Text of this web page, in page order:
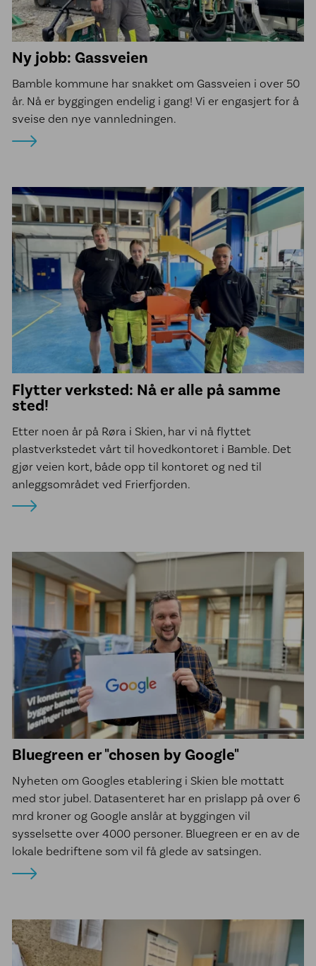
Ny jobb: Gassveien
Bamble kommune har snakket om Gassveien i over 50
år. Nå er byggingen endelig i gang! Vi er engasjert for å
sveise den nye vannledningen.
Flytter verksted: Nå er alle på samme
sted!
Etter noen år på Røra i Skien, har vi nå flyttet
plastverkstedet vårt til hovedkontoret i Bamble. Det
gjør veien kort, både opp til kontoret og ned til
anleggsområdet ved Frierfjorden.
Bluegreen er "chosen by Google"
Nyheten om Googles etablering i Skien ble mottatt
med stor jubel. Datasenteret har en prislapp på over 6
mrd kroner og Google anslår at byggingen vil
sysselsette over 4000 personer. Bluegreen er en av de
lokale bedriftene som vil få glede av satsingen.